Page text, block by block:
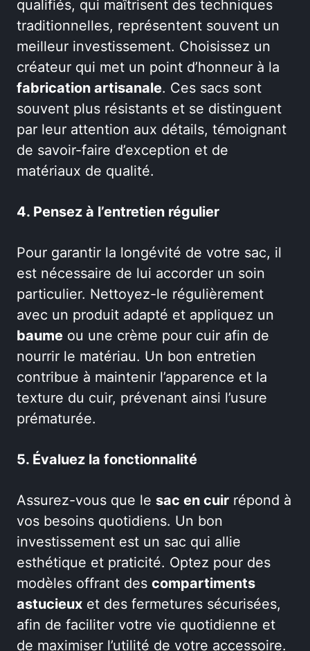
qualifiés, qui maîtrisent des techniques
traditionnelles, représentent souvent un
meilleur investissement. Choisissez un
créateur qui met un point d’honneur à la
fabrication artisanale. Ces sacs sont
souvent plus résistants et se distinguent
par leur attention aux détails, témoignant
de savoir-faire d’exception et de
matériaux de qualité.
4. Pensez à l’entretien régulier
Pour garantir la longévité de votre sac, il
est nécessaire de lui accorder un soin
particulier. Nettoyez-le régulièrement
avec un produit adapté et appliquez un
baume ou une crème pour cuir afin de
nourrir le matériau. Un bon entretien
contribue à maintenir l’apparence et la
texture du cuir, prévenant ainsi l’usure
prématurée.
5. Évaluez la fonctionnalité
Assurez-vous que le sac en cuir répond à
vos besoins quotidiens. Un bon
investissement est un sac qui allie
esthétique et praticité. Optez pour des
modèles offrant des compartiments
astucieux et des fermetures sécurisées,
afin de faciliter votre vie quotidienne et
de maximiser l’utilité de votre accessoire.